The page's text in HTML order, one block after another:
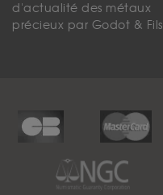
d'actualité des métaux
précieux par Godot & Fils